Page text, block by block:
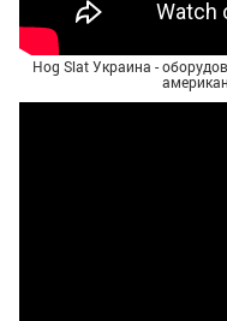
Hog Slat Украина -